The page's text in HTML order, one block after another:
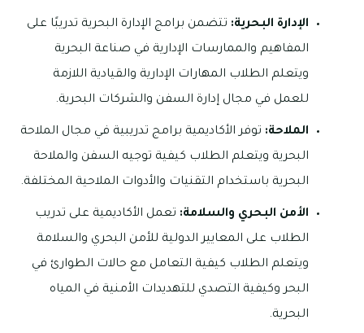
الإدارة البحرية: تتضمن برامج الإدارة البحرية تدريبًا على
المفاهيم والممارسات الإدارية في صناعة البحرية
ويتعلم الطلاب المهارات الإدارية والقيادية اللازمة
للعمل في مجال إدارة السفن والشركات البحرية.
الملاحة: توفر الأكاديمية برامج تدريبية في مجال الملاحة
البحرية ويتعلم الطلاب كيفية توجيه السفن والملاحة
البحرية باستخدام التقنيات والأدوات الملاحية المختلفة.
الأمن البحري والسلامة: تعمل الأكاديمية على تدريب
الطلاب على المعايير الدولية للأمن البحري والسلامة
ويتعلم الطلاب كيفية التعامل مع حالات الطوارئ في
البحر وكيفية التصدي للتهديدات الأمنية في المياه
البحرية.